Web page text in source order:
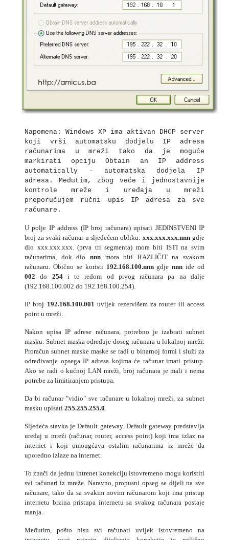
Napomena: Windows XP ima aktivan DHCP server
koji vrši automatsku dodjelu IP adresa
računarima u mreži tako da je moguće
markirati opciju Obtain an IP address
automatically - automatska dodjela IP
adresa. Međutim, zbog veće i jednostavnije
kontrole mreže i uređaja u mreži
preporučujem ručni upis IP adresa za sve
računare.
U polje IP address (IP broj računara) upisati JEDINSTVENI IP
broj za svaki računar u sljedećem obliku:xxx.xxx.xxx.nnn gdje
dio xxx.xxx.xxx. (prva tri segmenta) mora biti ISTI na svim
računarima, dok dio nnn mora biti RAZLIČIT na svakom
računaru. Obično se koristi 192.168.100.nnngdjennn ide od
002 do 254i to redom od prvog računara pa na dalje
(192.168.100.002 do 192.168.100.254).
IP broj 192.168.100.001 uvijek rezervišem za router ili access
point u mreži.
Nakon upisa IP adrese računara, potrebno je izabrati subnet
masku. Subnet maska određuje doseg računara u lokalnoj mreži.
Proračun subnet maske maske se radi u binarnoj formi i služi za
određivanje opsega IP adresa kojima će računar imati pristup.
Ako se radi o kućnoj LAN mreži, broj računara je mali i nema
potrebe za limitiranjem pristupa.
Da bi računar "vidio" sve računare u lokalnoj mreži, za subnet
masku upisati 255.255.255.0.
Sljedeća stavka je Default gateway. Default gateway predstavlja
uređaj u mreži (računar, router, access point) koji ima izlaz na
internet i koji omougćava ostalim računarima iz mreže da
uporedno izlaze na internet.
To znači da jednu intrenet konekciju istovremeno mogu koristiti
svi računari iz mreže. Naravno, propusni opseg se dijeli na sve
računare, tako da sa svakim novim računarom koji ima pristup
internetu brzina pristupa internetu sa svakog računara postaje
manja.
Međutim, pošto nisu svi računari uvijek istovremeno na